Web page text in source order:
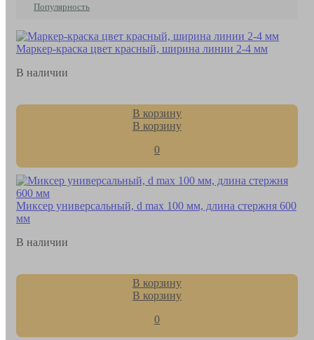
Популярность
Маркер-краска цвет красный, ширина линии 2-4 мм
В наличии
В корзину
В корзину
0
Миксер универсальный, d max 100 мм, длина стержня 600
мм
В наличии
В корзину
В корзину
0